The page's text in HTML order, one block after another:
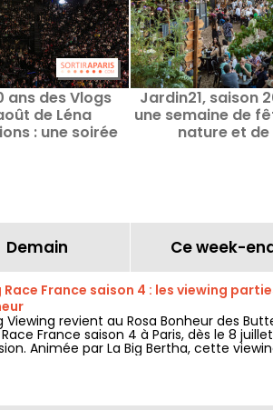
ans des Vlogs
de Léna
: une soirée
Jardin21, saison
une semaine de
nature et de
Demain Ce week-
Race France saison 4 : les viewing
Viewing revient au Rosa Bonheur des
France saison 4 à Paris, dès le 8
Animée par La Big Bertha, cette